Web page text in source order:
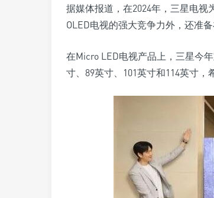
据媒体报道，在2024年，三星电视
OLED电视的强大竞争力外，还准
在Micro LED电视产品上，三星今
寸、89英寸、101英寸和114英寸，